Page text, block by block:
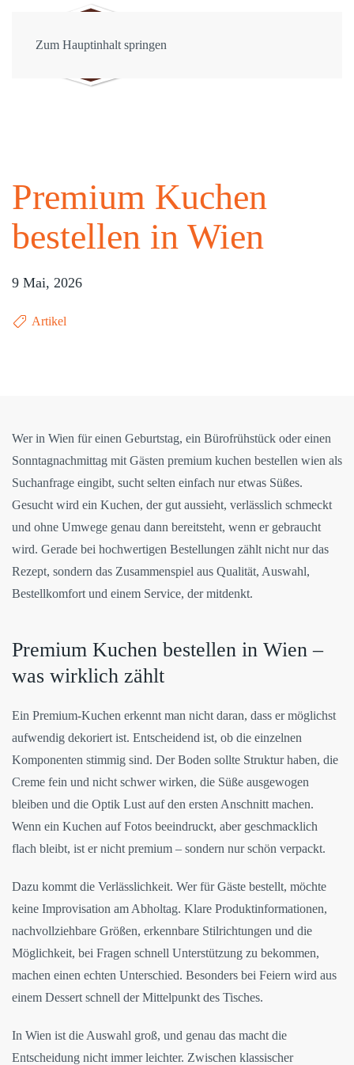
Zum Hauptinhalt springen
Premium Kuchen
bestellen in Wien
9 Mai, 2026
Artikel
Wer in Wien für einen Geburtstag, ein Bürofrühstück oder einen
Sonntagnachmittag mit Gästen premium kuchen bestellen wien als
Suchanfrage eingibt, sucht selten einfach nur etwas Süßes.
Gesucht wird ein Kuchen, der gut aussieht, verlässlich schmeckt
und ohne Umwege genau dann bereitsteht, wenn er gebraucht
wird. Gerade bei hochwertigen Bestellungen zählt nicht nur das
Rezept, sondern das Zusammenspiel aus Qualität, Auswahl,
Bestellkomfort und einem Service, der mitdenkt.
Premium Kuchen bestellen in Wien –
was wirklich zählt
Ein Premium-Kuchen erkennt man nicht daran, dass er möglichst
aufwendig dekoriert ist. Entscheidend ist, ob die einzelnen
Komponenten stimmig sind. Der Boden sollte Struktur haben, die
Creme fein und nicht schwer wirken, die Süße ausgewogen
bleiben und die Optik Lust auf den ersten Anschnitt machen.
Wenn ein Kuchen auf Fotos beeindruckt, aber geschmacklich
flach bleibt, ist er nicht premium – sondern nur schön verpackt.
Dazu kommt die Verlässlichkeit. Wer für Gäste bestellt, möchte
keine Improvisation am Abholtag. Klare Produktinformationen,
nachvollziehbare Größen, erkennbare Stilrichtungen und die
Möglichkeit, bei Fragen schnell Unterstützung zu bekommen,
machen einen echten Unterschied. Besonders bei Feiern wird aus
einem Dessert schnell der Mittelpunkt des Tisches.
In Wien ist die Auswahl groß, und genau das macht die
Entscheidung nicht immer leichter. Zwischen klassischer